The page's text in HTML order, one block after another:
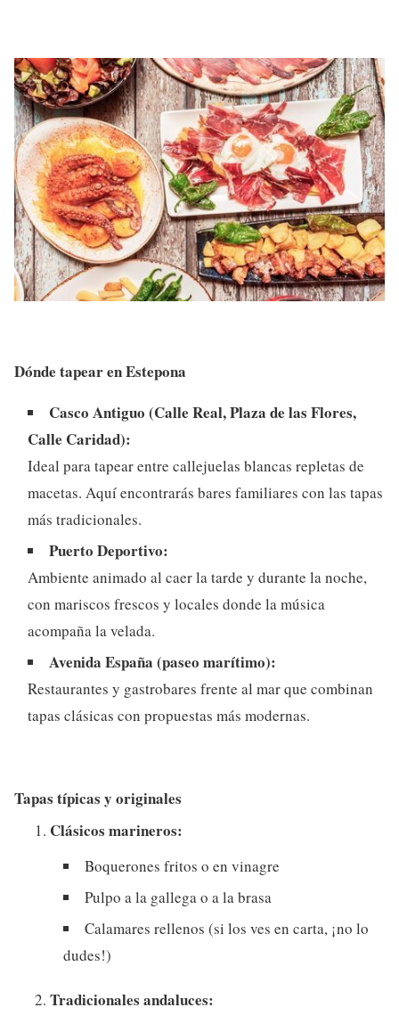
Dónde tapear en Estepona
Casco Antiguo (Calle Real, Plaza de las Flores,
Calle Caridad):
Ideal para tapear entre callejuelas blancas repletas de
macetas. Aquí encontrarás bares familiares con las tapas
más tradicionales.
Puerto Deportivo:
Ambiente animado al caer la tarde y durante la noche,
con mariscos frescos y locales donde la música
acompaña la velada.
Avenida España (paseo marítimo):
Restaurantes y gastrobares frente al mar que combinan
tapas clásicas con propuestas más modernas.
Tapas típicas y originales
Clásicos marineros:
Boquerones fritos o en vinagre
Pulpo a la gallega o a la brasa
Calamares rellenos (si los ves en carta, ¡no lo
dudes!)
Tradicionales andaluces: